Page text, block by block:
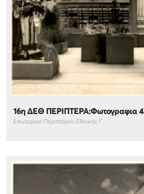
16η ΔΕΘ ΠΕΡΙΠΤΕΡΑ:Φωτογραφια 4
Εσωτερικό Περιπτέρου Εθνικής Γ...